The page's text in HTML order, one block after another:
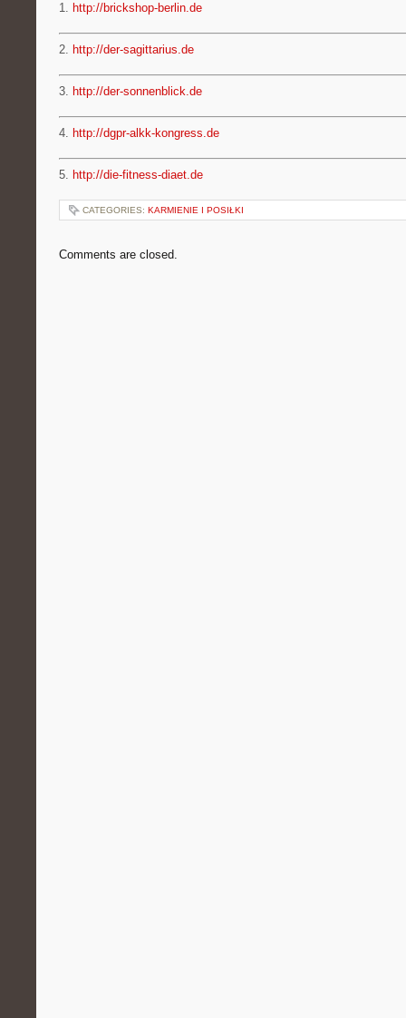
1. http://brickshop-berlin.de
2. http://der-sagittarius.de
3. http://der-sonnenblick.de
4. http://dgpr-alkk-kongress.de
5. http://die-fitness-diaet.de
CATEGORIES: KARMIENIE I POSIŁKI
Comments are closed.